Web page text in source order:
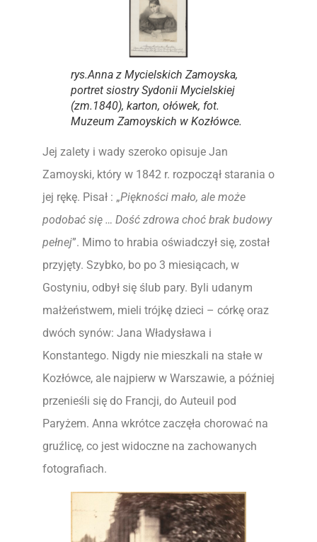
rys.Anna z Mycielskich Zamoyska,
portret siostry Sydonii Mycielskiej
(zm.1840), karton, ołówek, fot.
Muzeum Zamoyskich w Kozłówce.
Jej zalety i wady szeroko opisuje Jan
Zamoyski, który w 1842 r. rozpoczął starania o
jej rękę. Pisał : „Piękności mało, ale może
podobać się … Dość zdrowa choć brak budowy
pełnej”. Mimo to hrabia oświadczył się, został
przyjęty. Szybko, bo po 3 miesiącach, w
Gostyniu, odbył się ślub pary. Byli udanym
małżeństwem, mieli trójkę dzieci – córkę oraz
dwóch synów: Jana Władysława i
Konstantego. Nigdy nie mieszkali na stałe w
Kozłówce, ale najpierw w Warszawie, a później
przenieśli się do Francji, do Auteuil pod
Paryżem. Anna wkrótce zaczęła chorować na
gruźlicę, co jest widoczne na zachowanych
fotografiach.